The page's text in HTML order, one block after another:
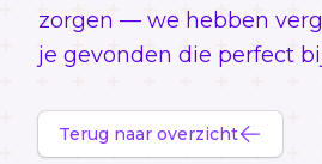
zorgen — we hebben
je gevonden die perfect
Terug naar overzicht